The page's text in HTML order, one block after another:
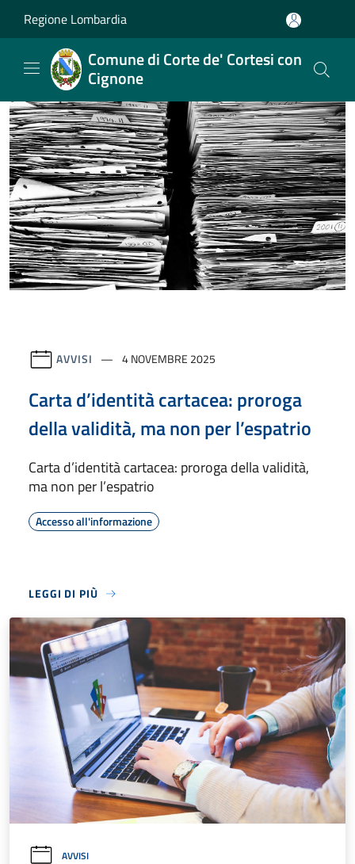
Regione Lombardia
Comune di Corte de' Cortesi con
Cignone
AVVISI 4 NOVEMBRE 2025
Carta d’identità cartacea: proroga
della validità, ma non per l’espatrio
Carta d’identità cartacea: proroga della validità,
ma non per l’espatrio
Accesso all'informazione
LEGGI DI PIÙ
AVVISI